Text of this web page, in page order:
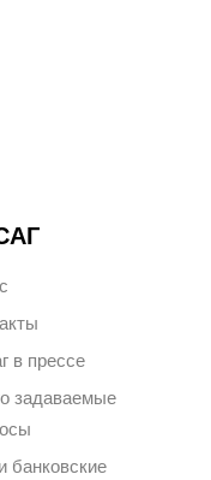
в прессе
задаваемые
банковские